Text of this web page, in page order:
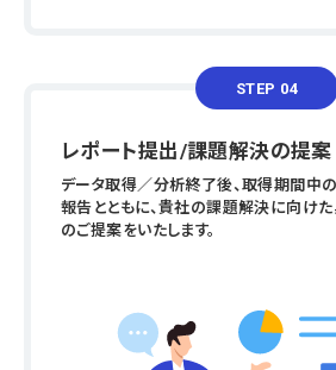
STEP 04
レポート提出/課題解決の提案
データ取得／分析終了後、取得期間中
報告とともに、貴社の課題解決に向け
のご提案をいたします。